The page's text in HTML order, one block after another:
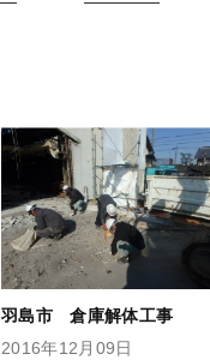
羽島市 倉庫解体工事
2016年12月09日